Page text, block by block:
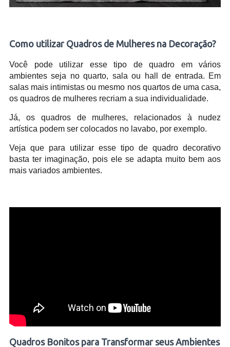
Como utilizar Quadros de Mulheres na Decoração?
Você pode utilizar esse tipo de quadro em vários
ambientes seja no quarto, sala ou hall de entrada. Em
salas mais intimistas ou mesmo nos quartos de uma casa,
os quadros de mulheres recriam a sua individualidade.
Já, os quadros de mulheres, relacionados à nudez
artística podem ser colocados no lavabo, por exemplo.
Veja que para utilizar esse tipo de quadro decorativo
basta ter imaginação, pois ele se adapta muito bem aos
mais variados ambientes.
Quadros Bonitos para Transformar seus Ambientes